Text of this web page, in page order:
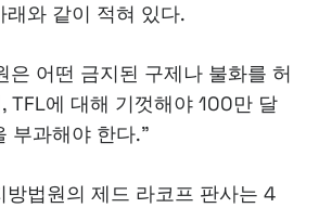
래와 같이 적혀 있다.
은 어떤 금지된 구제나 불화를 허
TFL에 대해 기껏해야 100만 달
부과해야 한다.”
방법원의 제드 라코프 판사는 4